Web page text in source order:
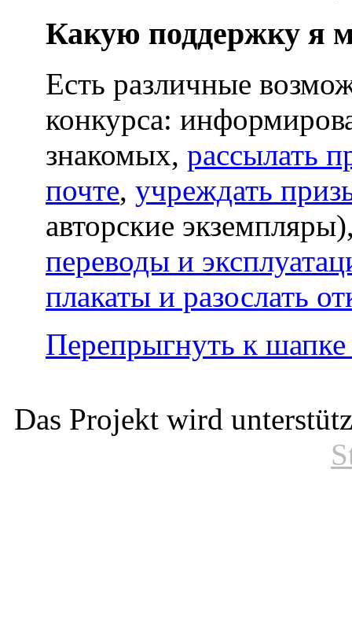
Какую поддержку я
Есть различные
конкурса:
знакомых, рассылать
почте, учреждать
авторские
переводы и
плакаты и разослать
Перепрыгнуть к
Das Projekt wird